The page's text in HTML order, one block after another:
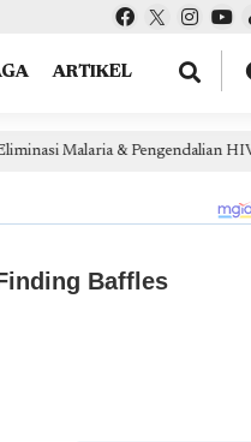
{ theme: "light", lang: "id" }, }); });
ARTIKEL
& Pengendalian HIV-TB, Dinkes